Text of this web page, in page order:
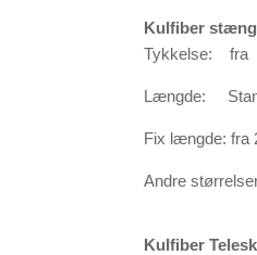
Kulfiber
Tykkelse: fra
Længde:
Fix længde: fra
Andre
Kulfiber